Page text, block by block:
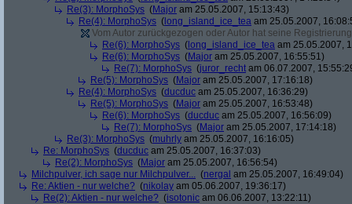
Re(3): MorphoSys (Major am 25.05.2007, 15:13:43)
Re(4): MorphoSys ( long_island_ice_tea am 25.05.2007,
Vom Autor zurückgezogen oder Autor hat seine
Re(6): MorphoSys ( long_island_ice_tea am 25.05.2007,
Re(6): MorphoSys (Major am 25.05.2007, 16:55:51)
Re(7): MorphoSys (juror_recht am 06.07.2007,
Re(5): MorphoSys (Major am 25.05.2007, 17:16:18)
Re(4): MorphoSys (ducduc am 25.05.2007, 16:36:29)
Re(5): MorphoSys (Major am 25.05.2007, 16:53:48)
Re(6): MorphoSys (ducduc am 25.05.2007, 16:56:09)
Re(7): MorphoSys (Major am 25.05.2007, 17:14:18)
Re(3): MorphoSys (muhrly am 25.05.2007, 16:16:05)
Re: MorphoSys (ducduc am 25.05.2007, 16:37:03)
Re(2): MorphoSys (Major am 25.05.2007, 16:56:54)
Milchpulver, ich sage nur Milchpulver... (nergal am 25.05.2007, 16:49:04)
Re: Aktien - nur welche? (nikolay am 05.06.2007, 19:36:17)
Re(2): Aktien - nur welche? (isotonic am 06.06.2007, 13:22:11)